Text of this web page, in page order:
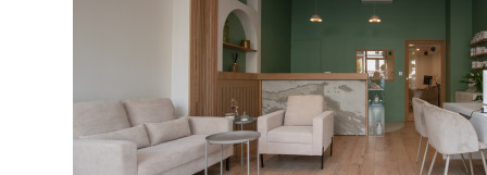
14h00 - 19h00
10h00 - 13h00
14h00 - 19h00